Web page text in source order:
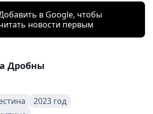
в Google, чтобы
новости первым
Дробны
2023 год